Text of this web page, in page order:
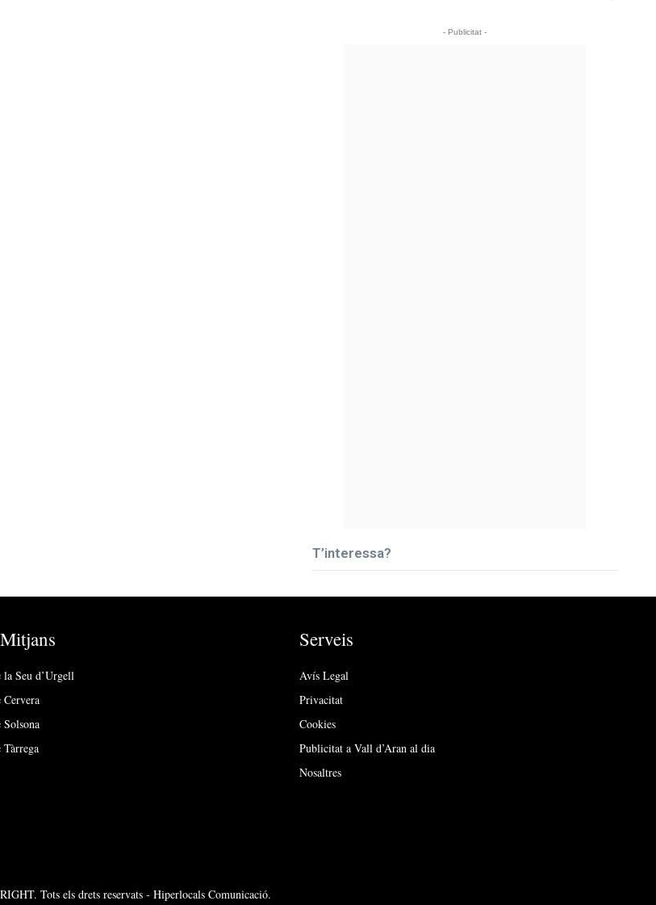
- Publicitat -
T’interessa?
la Seu d’Urgell
Serveis
Avís Legal
Privacitat
Cookies
Publicitat a Vall d’Aran al dia
Nosaltres
Tots els drets reservats - Hiperlocals Comunicació.